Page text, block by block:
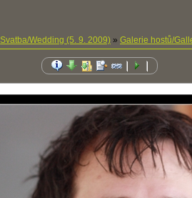
Svatba/Wedding (5. 9. 2009) » Galerie hostů/